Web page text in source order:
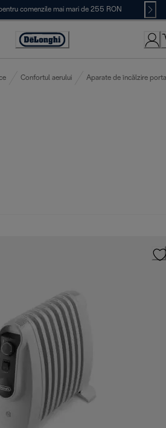
comenzile mai mari de 255 RON
Accessibility
Confortul aerului Aparate de încălzire